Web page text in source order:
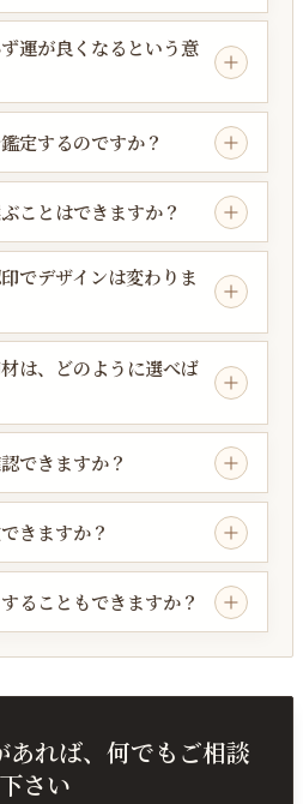
ず運が良くなるという意
定するのですか？
ことはできますか？
でデザインは変わりま
は、どのように選べば
できますか？
きますか？
ることもできますか？
あれば、何でもご相談
下さい